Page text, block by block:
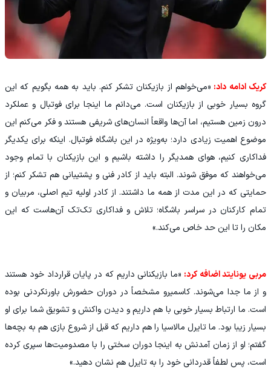
کریک ادامه داد: «می‌خواهم از بازیکنان تشکر کنم. باید به همه بگویم که این
گروه بسیار خوبی از بازیکنان است. می‌دانم ما اینجا برای فوتبال و عملکرد
درون زمین هستیم، اما آن‌ها واقعاً انسان‌های شریفی هستند و فکر می‌کنم این
موضوع اهمیت زیادی دارد؛ به‌ویژه در این باشگاه فوتبال. اینکه برای یکدیگر
فداکاری کنیم، هوای همدیگر را داشته باشیم و این بازیکنان با تمام وجود
می‌خواهند که موفق شوند. البته باید از کادر فنی و پشتیبانی هم تشکر کنم؛ از
حمایتی که در این مدت از همه ما داشتند. از کادر اولیه تیم اصلی، مربیان و
تمام کارکنان در سراسر باشگاه؛ تلاش و فداکاری تک‌تک آن‌هاست که این
مکان را تا این حد خاص می‌کند.»
مربی یونایتد اضافه کرد: «ما بازیکنانی داریم که در پایان قرارداد خود هستند
و از ما جدا می‌شوند. کاسمیرو مشخصاً در دوران حضورش باورنکردنی بوده
است. ما ارتباط بسیار خوبی با هم داریم و دیدن واکنش و تشویق شما برای او
بسیار زیبا بود. ما تایرل مالاسیا را هم داریم که قبل از شروع بازی هم به بچه‌ها
گفتم؛ او از زمان آمدنش به اینجا دوران سختی را با مصدومیت‌ها سپری کرده
است، پس لطفاً قدردانی خود را به تایرل هم نشان دهید.»